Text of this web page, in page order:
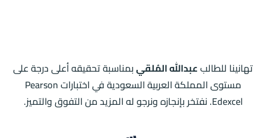
تهانينا للطالبعبدالله المُلقيبمناسبة تحقيقه أعلى درجة على
مستوى المملكة العربية السعودية في اختبارات Pearson
Edexcel. نفتخر بإنجازه ونرجو له المزيد من التفوق والتميز.